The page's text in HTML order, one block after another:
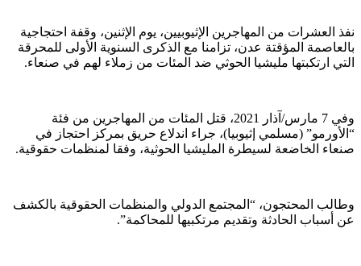
نفذ العشرات من المهاجرين الإثيوبيين، يوم الإثنين، وقفة احتجاجية
بالعاصمة المؤقتة عدن، تزامنا مع الذكرى السنوية الأولى للمحرقة
التي ارتكبتها مليشيا الحوثي ضد المئات من زملاء لهم في صنعاء.
وفي 7 مارس/آذار 2021، قتل المئات من المهاجرين من فئة
“الأورمو” (مسلمي إثيوبيا)، جراء اندلاع حريق بمركز احتجاز في
صنعاء الخاضعة لسيطرة المليشيا الحوثية، وفقا لمنظمات حقوقية.
وطالب المحتجون، “المجتمع الدولي والمنظمات الحقوقية بالكشف
عن أسباب الحادثة وتقديم مرتكبيها للمحاكمة”.